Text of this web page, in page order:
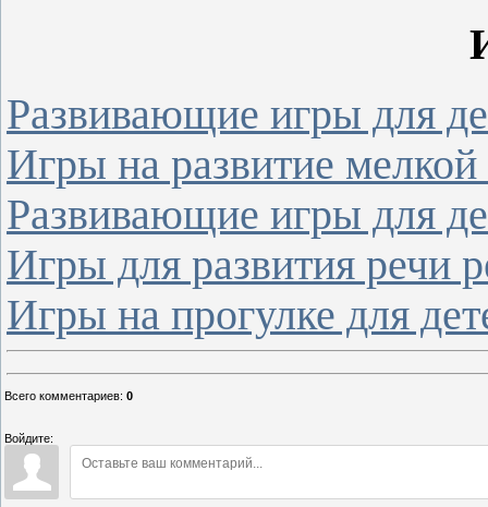
Развивающие игры для
Игры на развитие
Развивающие игры для
Игры для развития речи
Игры на прогулке для
Всего комментариев: 0
Войдите: